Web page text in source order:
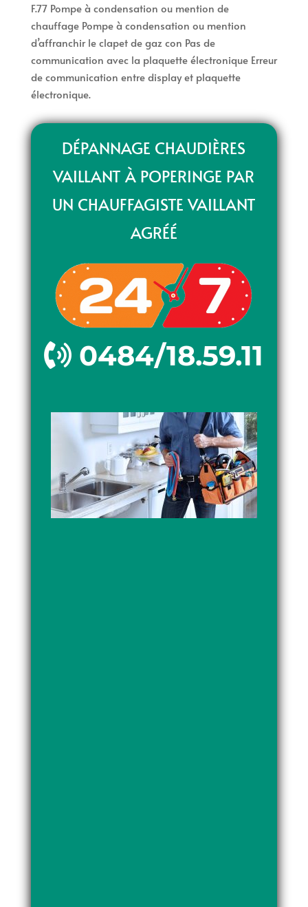
F.77 Pompe à condensation ou mention de
chauffage Pompe à condensation ou mention
d’affranchir le clapet de gaz con Pas de
communication avec la plaquette électronique Erreur
de communication entre display et plaquette
électronique.
DÉPANNAGE CHAUDIÈRES
VAILLANT À POPERINGE PAR
UN CHAUFFAGISTE VAILLANT
AGRÉÉ
0484/18.59.11